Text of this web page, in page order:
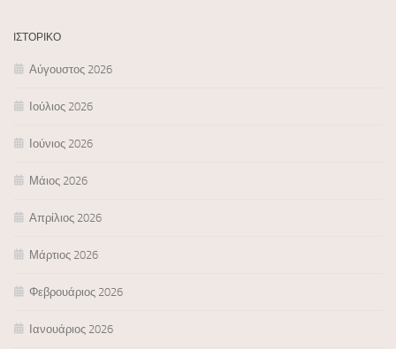
ΙΣΤΟΡΙΚΌ
Αύγουστος 2026
Ιούλιος 2026
Ιούνιος 2026
Μάιος 2026
Απρίλιος 2026
Μάρτιος 2026
Φεβρουάριος 2026
Ιανουάριος 2026